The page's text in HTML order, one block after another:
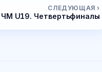
СЛЕДУЮЩАЯ ›
ЧМ U19. Четвертьфиналы